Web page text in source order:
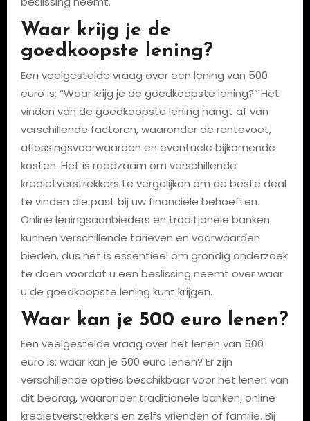
Waar krijg je de
goedkoopste lening?
Een veelgestelde vraag over een lening van 500
euro is: “Waar krijg je de goedkoopste lening?” Het
vinden van de goedkoopste lening hangt af van
verschillende factoren, waaronder de rentevoet,
aflossingsvoorwaarden en eventuele bijkomende
kosten. Het is raadzaam om verschillende
kredietverstrekkers te vergelijken om de beste deal
te vinden die past bij uw financiële behoeften.
Online leningsaanbieders en traditionele banken
kunnen verschillende tarieven en voorwaarden
bieden, dus het is essentieel om grondig onderzoek
te doen voordat u een beslissing neemt over waar
u de goedkoopste lening kunt krijgen.
Waar kan je 500 euro lenen?
Een veelgestelde vraag over het lenen van 500
euro is: waar kan je 500 euro lenen? Er zijn
verschillende opties beschikbaar voor het lenen van
dit bedrag, waaronder traditionele banken, online
kredietverstrekkers en zelfs vrienden of familie. Bij